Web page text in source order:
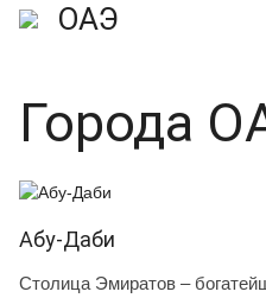
ОАЭ
Города
Абу-Даби
Столица Эмиратов –